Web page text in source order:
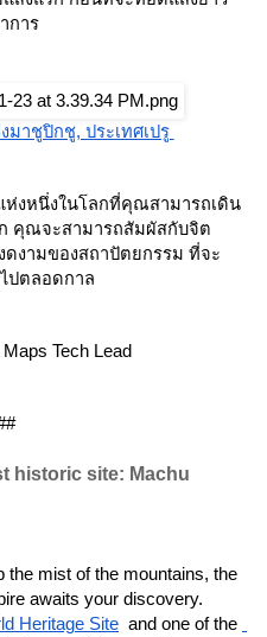
การ
มาชูปิกชู, ประเทศเปรู
งหนึ่งในโลกที่คุณสามารถเดิน
คุณจะสามารถสัมผัสกับจิต
งามของสถาปัตยกรรม ที่จะ
ปตลอดกาล
Tech Lead
historic site: Machu
the mist of the mountains, the
awaits your discovery.
Heritage Site and one of the